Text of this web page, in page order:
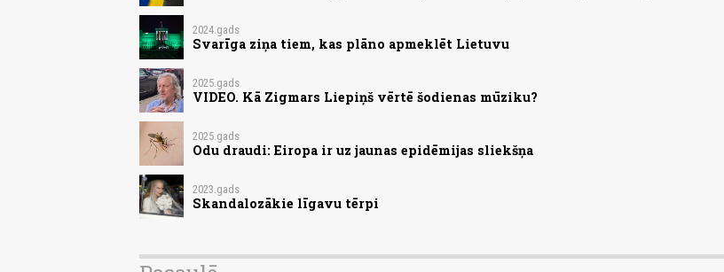
2024.gads
Svarīga ziņa tiem, kas plāno apmeklēt Lietuvu
2025.gads
VIDEO. Kā Zigmars Liepiņš vērtē šodienas mūziku?
2025.gads
Odu draudi: Eiropa ir uz jaunas epidēmijas sliekšņa
2023.gads
Skandalozākie līgavu tērpi